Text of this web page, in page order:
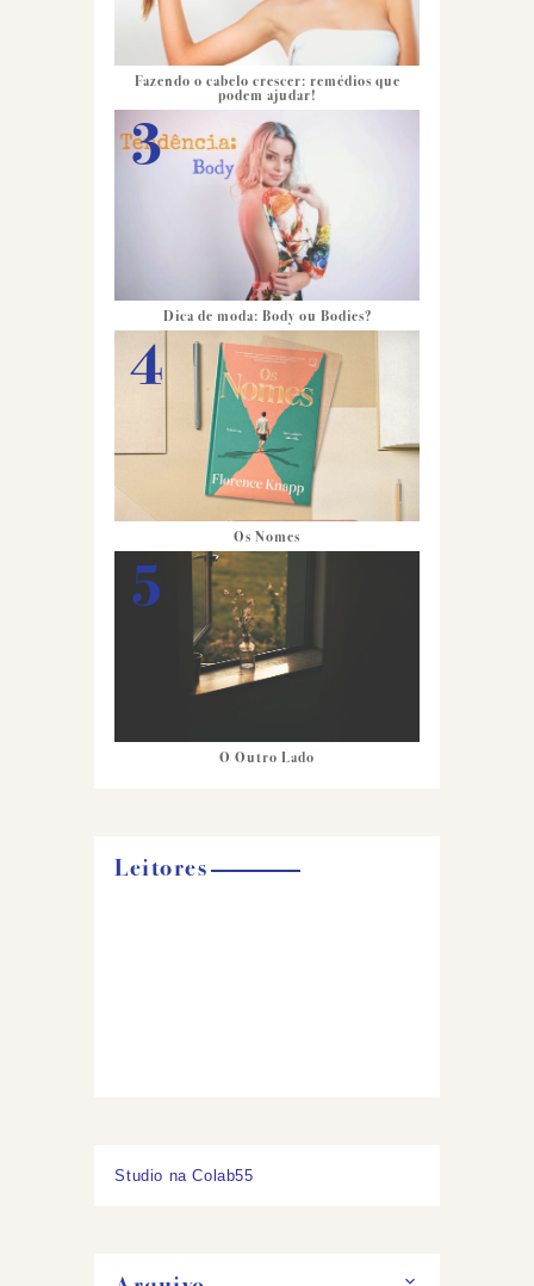
Fazendo o cabelo crescer: remédios que
podem ajudar!
Dica de moda: Body ou Bodies?
Os Nomes
O Outro Lado
Leitores
Studio na Colab55